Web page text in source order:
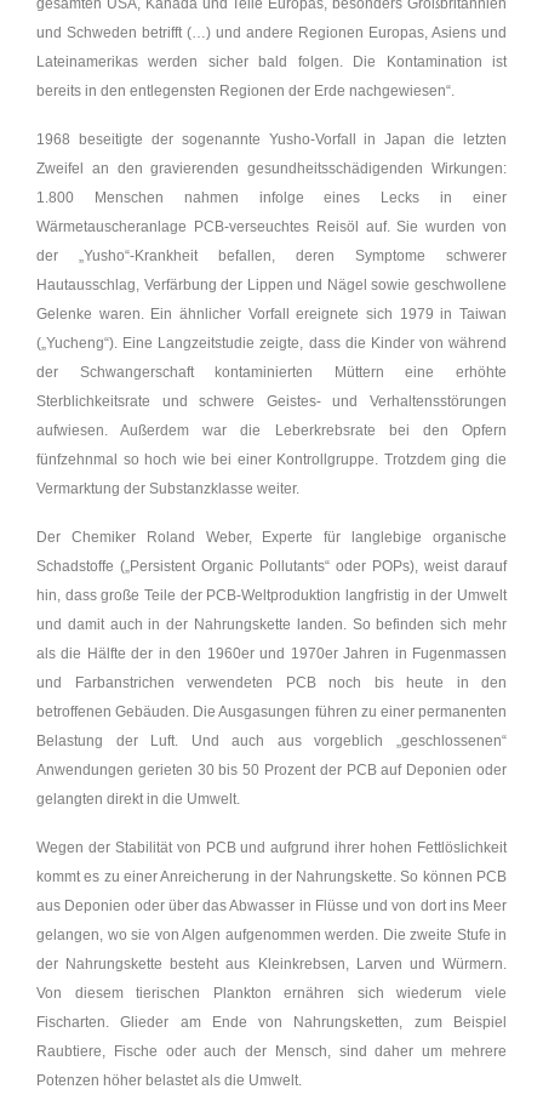
gesamten USA, Kanada und Teile Europas, besonders Großbritannien
und Schweden betrifft (…) und andere Regionen Europas, Asiens und
Lateinamerikas werden sicher bald folgen. Die Kontamination ist
bereits in den entlegensten Regionen der Erde nachgewiesen“.
1968 beseitigte der sogenannte Yusho-Vorfall in Japan die letzten
Zweifel an den gravierenden gesundheitsschädigenden Wirkungen:
1.800 Menschen nahmen infolge eines Lecks in einer
Wärmetauscheranlage PCB-verseuchtes Reisöl auf. Sie wurden von
der „Yusho“-Krankheit befallen, deren Symptome schwerer
Hautausschlag, Verfärbung der Lippen und Nägel sowie geschwollene
Gelenke waren. Ein ähnlicher Vorfall ereignete sich 1979 in Taiwan
(„Yucheng“). Eine Langzeitstudie zeigte, dass die Kinder von während
der Schwangerschaft kontaminierten Müttern eine erhöhte
Sterblichkeitsrate und schwere Geistes- und Verhaltensstörungen
aufwiesen. Außerdem war die Leberkrebsrate bei den Opfern
fünfzehnmal so hoch wie bei einer Kontrollgruppe. Trotzdem ging die
Vermarktung der Substanzklasse weiter.
Der Chemiker Roland Weber, Experte für langlebige organische
Schadstoffe („Persistent Organic Pollutants“ oder POPs), weist darauf
hin, dass große Teile der PCB-Weltproduktion langfristig in der Umwelt
und damit auch in der Nahrungskette landen. So befinden sich mehr
als die Hälfte der in den 1960er und 1970er Jahren in Fugenmassen
und Farbanstrichen verwendeten PCB noch bis heute in den
betroffenen Gebäuden. Die Ausgasungen führen zu einer permanenten
Belastung der Luft. Und auch aus vorgeblich „geschlossenen“
Anwendungen gerieten 30 bis 50 Prozent der PCB auf Deponien oder
gelangten direkt in die Umwelt.
Wegen der Stabilität von PCB und aufgrund ihrer hohen Fettlöslichkeit
kommt es zu einer Anreicherung in der Nahrungskette. So können PCB
aus Deponien oder über das Abwasser in Flüsse und von dort ins Meer
gelangen, wo sie von Algen aufgenommen werden. Die zweite Stufe in
der Nahrungskette besteht aus Kleinkrebsen, Larven und Würmern.
Von diesem tierischen Plankton ernähren sich wiederum viele
Fischarten. Glieder am Ende von Nahrungsketten, zum Beispiel
Raubtiere, Fische oder auch der Mensch, sind daher um mehrere
Potenzen höher belastet als die Umwelt.